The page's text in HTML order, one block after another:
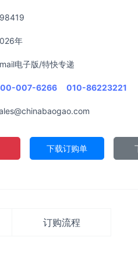
年
电子版/特快专递
007-6266 010-86223221
下载订购单
订购流程